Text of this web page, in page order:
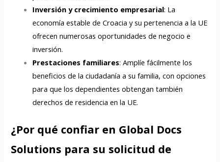
Inversión y crecimiento empresarial: La
economía estable de Croacia y su pertenencia a la UE
ofrecen numerosas oportunidades de negocio e
inversión.
Prestaciones familiares: Amplíe fácilmente los
beneficios de la ciudadanía a su familia, con opciones
para que los dependientes obtengan también
derechos de residencia en la UE.
¿Por qué confiar en Global Docs
Solutions para su solicitud de